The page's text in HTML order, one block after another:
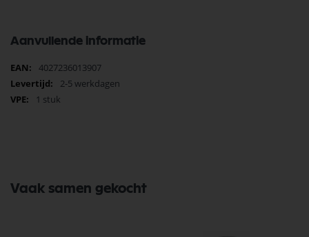
Aanvullende informatie
Meer
informatie
4027236013907
2-5 werkdagen
1 stuk
Vaak samen gekocht